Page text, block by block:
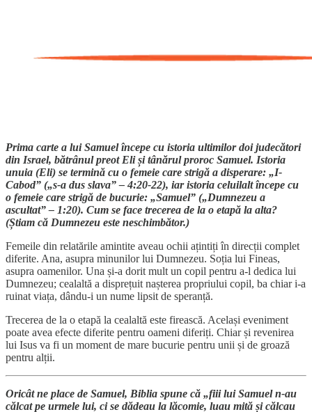
Prima carte a lui Samuel începe cu istoria ultimilor doi judecători
din Israel, bătrânul preot Eli și tânărul proroc Samuel. Istoria
unuia (Eli) se termină cu o femeie care strigă a disperare: „I-
Cabod” („s-a dus slava” – 4:20-22), iar istoria celuilalt începe cu
o femeie care strigă de bucurie: „Samuel” („Dumnezeu a
ascultat” – 1:20). Cum se face trecerea de la o etapă la alta?
(Știam că Dumnezeu este neschimbător.)
Femeile din relatările amintite aveau ochii ațintiți în direcții complet
diferite. Ana, asupra minunilor lui Dumnezeu. Soția lui Fineas,
asupra oamenilor. Una și-a dorit mult un copil pentru a-l dedica lui
Dumnezeu; cealaltă a disprețuit nașterea propriului copil, ba chiar i-a
ruinat viața, dându-i un nume lipsit de speranță.
Trecerea de la o etapă la cealaltă este firească. Același eveniment
poate avea efecte diferite pentru oameni diferiți. Chiar și revenirea
lui Isus va fi un moment de mare bucurie pentru unii și de groază
pentru alții.
Oricât ne place de Samuel, Biblia spune că „fiii lui Samuel n-au
călcat pe urmele lui, ci se dădeau la lăcomie, luau mită și călcau